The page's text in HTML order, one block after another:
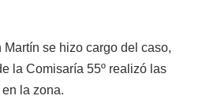
se hizo cargo del caso,
la Comisaría 55º realizó las
la zona.